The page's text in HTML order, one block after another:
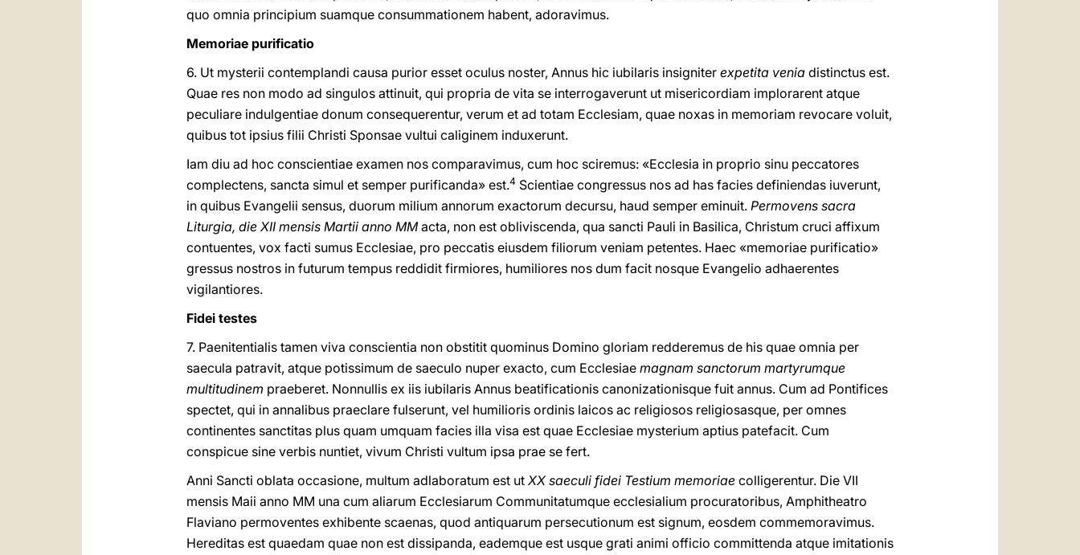
quo omnia principium suamque consummationem habent, adoravimus.
Memoriae purificatio
6. Ut mysterii contemplandi causa purior esset oculus noster, Annus hic iubilaris insigniter expetita venia distinctus est.
Quae res non modo ad singulos attinuit, qui propria de vita se interrogaverunt ut misericordiam implorarent atque
peculiare indulgentiae donum consequerentur, verum et ad totam Ecclesiam, quae noxas in memoriam revocare voluit,
quibus tot ipsius filii Christi Sponsae vultui caliginem induxerunt.
Iam diu ad hoc conscientiae examen nos comparavimus, cum hoc sciremus: «Ecclesia in proprio sinu peccatores
complectens, sancta simul et semper purificanda» est.4 Scientiae congressus nos ad has facies definiendas iuverunt,
in quibus Evangelii sensus, duorum milium annorum exactorum decursu, haud semper eminuit. Permovens sacra
Liturgia, die XII mensis Martii anno MMacta, non est obliviscenda, qua sancti Pauli in Basilica, Christum cruci affixum
contuentes, vox facti sumus Ecclesiae, pro peccatis eiusdem filiorum veniam petentes. Haec «memoriae purificatio»
gressus nostros in futurum tempus reddidit firmiores, humiliores nos dum facit nosque Evangelio adhaerentes
vigilantiores.
Fidei testes
7. Paenitentialis tamen viva conscientia non obstitit quominus Domino gloriam redderemus de his quae omnia per
saecula patravit, atque potissimum de saeculo nuper exacto, cum Ecclesiae magnam sanctorum martyrumque
multitudinem praeberet. Nonnullis ex iis iubilaris Annus beatificationis canonizationisque fuit annus. Cum ad Pontifices
spectet, qui in annalibus praeclare fulserunt, vel humilioris ordinis laicos ac religiosos religiosasque, per omnes
continentes sanctitas plus quam umquam facies illa visa est quae Ecclesiae mysterium aptius patefacit. Cum
conspicue sine verbis nuntiet, vivum Christi vultum ipsa prae se fert.
Anni Sancti oblata occasione, multum adlaboratum est ut XX saeculi fidei Testium memoriae colligerentur. Die VII
mensis Maii anno MM una cum aliarum Ecclesiarum Communitatumque ecclesialium procuratoribus, Amphitheatro
Flaviano permoventes exhibente scaenas, quod antiquarum persecutionum est signum, eosdem commemoravimus.
Hereditas est quaedam quae non est dissipanda, eademque est usque grati animi officio committenda atque imitationis